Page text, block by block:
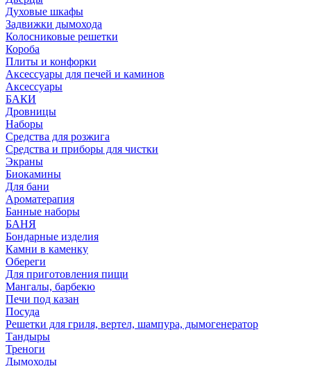
Духовые шкафы
Задвижки дымохода
Колосниковые решетки
Короба
Плиты и конфорки
Аксессуары для печей и каминов
Аксессуары
БАКИ
Дровницы
Наборы
Средства для розжига
Средства и приборы для чистки
Экраны
Биокамины
Для бани
Ароматерапия
Банные наборы
БАНЯ
Бондарные изделия
Камни в каменку
Обереги
Для приготовления пищи
Мангалы, барбекю
Печи под казан
Посуда
Решетки для гриля, вертел, шампура, дымогенератор
Тандыры
Треноги
Дымоходы